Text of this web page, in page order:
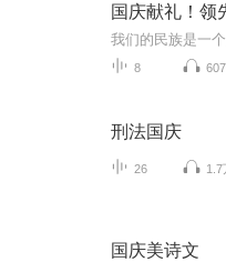
国庆献礼！领
8
刑法国庆
26 1.7
国庆美诗文